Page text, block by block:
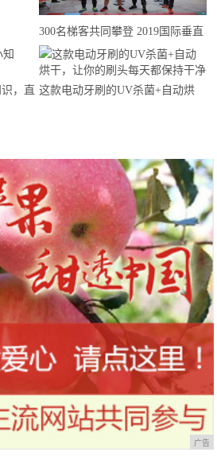
300名梯客共同攀登 2019国际垂直
马拉松超级精英赛顺德海骏达中心
站欢乐开跑
，直 这款电动牙刷的UV杀菌+自动烘
广告